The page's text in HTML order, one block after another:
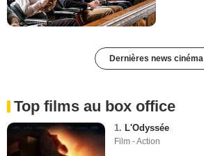
Dernières news cinéma
Top films au box office
1. L'Odyssée
Film - Action